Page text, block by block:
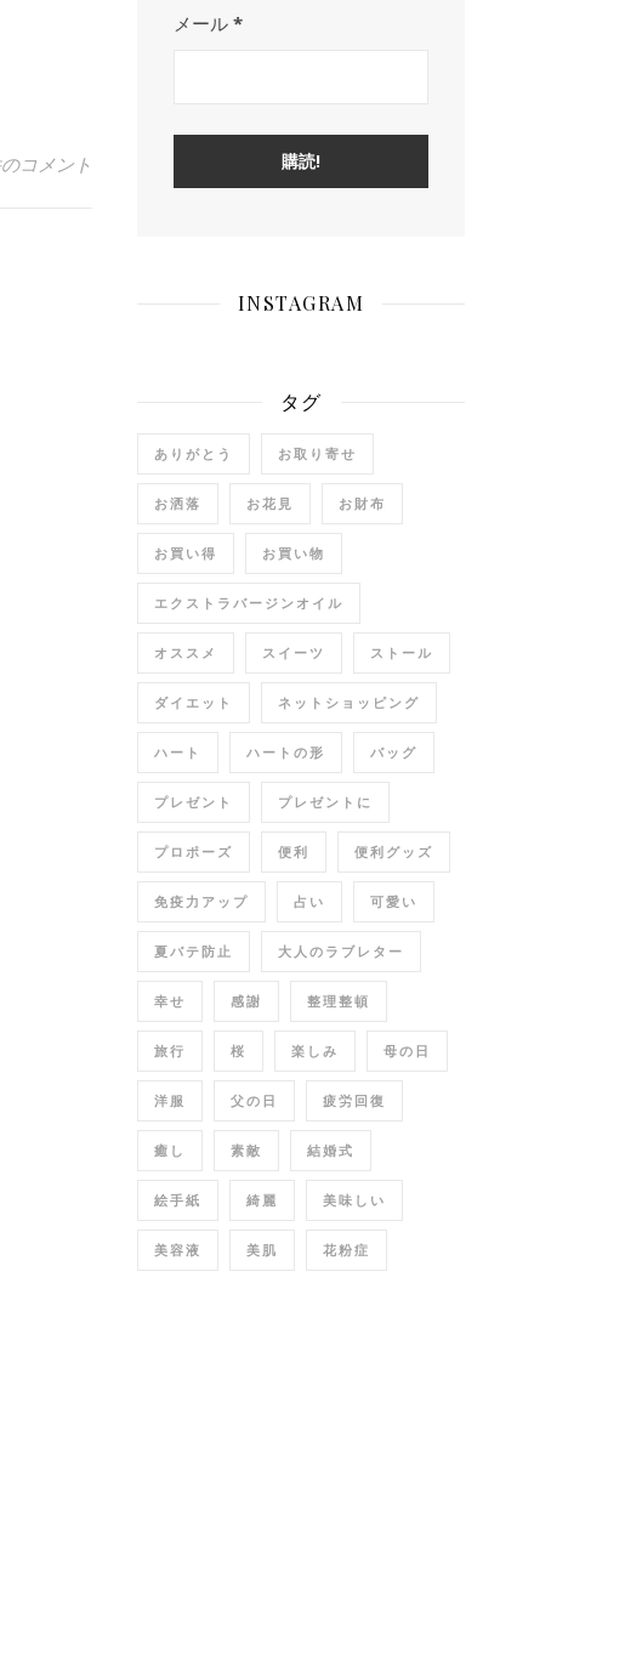
コメント
メール *
INSTAGRAM
タグ
ありがとう お取り寄せ
お洒落 お花見 お財布
お買い得 お買い物
エクストラバージンオイル
オススメ スイーツ ストール
ダイエット ネットショッピング
ハート ハートの形 バッグ
プレゼント プレゼントに
プロポーズ 便利 便利グッズ
免疫力アップ 占い 可愛い
夏バテ防止 大人のラブレター
幸せ 感謝 整理整頓
旅行 桜 楽しみ 母の日
洋服 父の日 疲労回復
癒し 素敵 結婚式
絵手紙 綺麗 美味しい
美容液 美肌 花粉症